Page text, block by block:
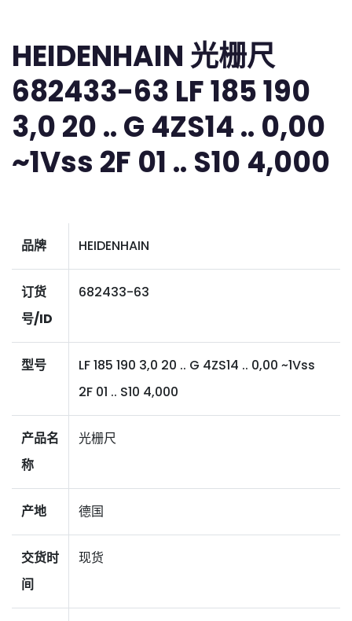
HEIDENHAIN 光栅尺
682433-63 LF 185 190
3,0 20 .. G 4ZS14 .. 0,00
~1Vss 2F 01 .. S10 4,000
品牌 HEIDENHAIN
订货
号/ID
682433-63
型号
LF 185 190 3,0 20 .. G 4ZS14 .. 0,00 ~1Vss
2F 01 .. S10 4,000
产品名
称
光栅尺
产地 德国
交货时
间
现货